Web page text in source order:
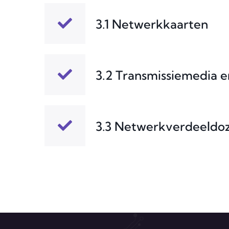
3.1 Netwerkkaarten
3.2 Transmissiemedia
3.3